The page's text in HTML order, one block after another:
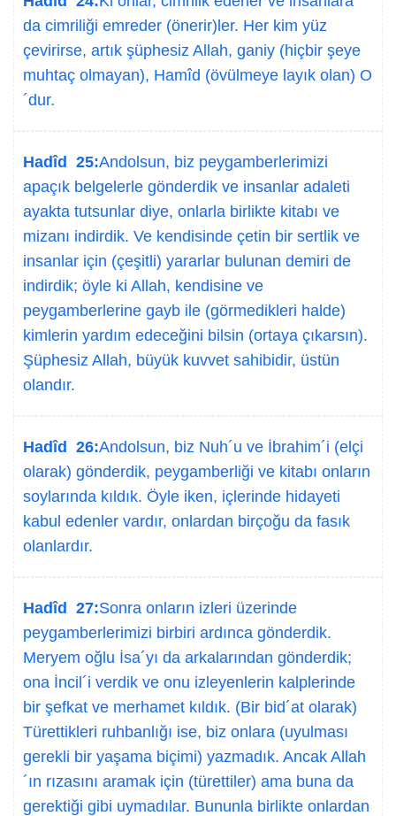
da cimriliği emreder (önerir)ler. Her kim yüz
çevirirse, artık şüphesiz Allah, ganiy (hiçbir şeye
muhtaç olmayan), Hamîd (övülmeye layık olan) O
´dur.
Hadîd 25:Andolsun, biz peygamberlerimizi
apaçık belgelerle gönderdik ve insanlar adaleti
ayakta tutsunlar diye, onlarla birlikte kitabı ve
mizanı indirdik. Ve kendisinde çetin bir sertlik ve
insanlar için (çeşitli) yararlar bulunan demiri de
indirdik; öyle ki Allah, kendisine ve
peygamberlerine gayb ile (görmedikleri halde)
kimlerin yardım edeceğini bilsin (ortaya çıkarsın).
Şüphesiz Allah, büyük kuvvet sahibidir, üstün
olandır.
Hadîd 26:Andolsun, biz Nuh´u ve İbrahim´i (elçi
olarak) gönderdik, peygamberliği ve kitabı onların
soylarında kıldık. Öyle iken, içlerinde hidayeti
kabul edenler vardır, onlardan birçoğu da fasık
olanlardır.
Hadîd 27:Sonra onların izleri üzerinde
peygamberlerimizi birbiri ardınca gönderdik.
Meryem oğlu İsa´yı da arkalarından gönderdik;
ona İncil´i verdik ve onu izleyenlerin kalplerinde
bir şefkat ve merhamet kıldık. (Bir bid´at olarak)
Türettikleri ruhbanlığı ise, biz onlara (uyulması
gerekli bir yaşama biçimi) yazmadık. Ancak Allah
´ın rızasını aramak için (türettiler) ama buna da
gerektiği gibi uymadılar. Bununla birlikte onlardan